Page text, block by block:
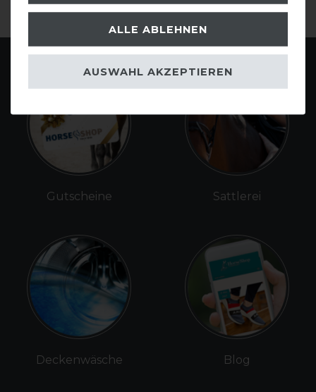
Gutscheine
Deckenwäsche
Sattlerei
Blog
ALLE ABLEHNEN
AUSWAHL AKZEPTIEREN